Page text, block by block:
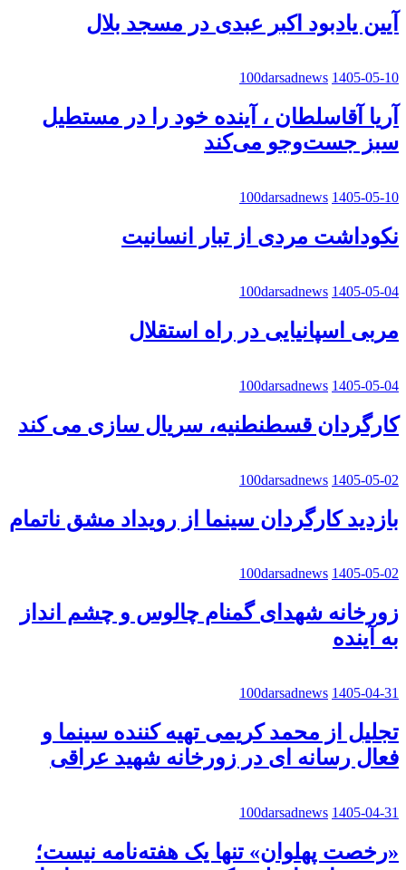
آیین یادبود اکبر عبدی در مسجد بلال
100darsadnews 1405-05-10
آریا آقاسلطان ، آینده خود را در مستطیل
سبز جست‌وجو می‌کند
100darsadnews 1405-05-10
نکوداشت مردی از تبار انسانیت
100darsadnews 1405-05-04
مربی اسپانیایی در راه استقلال
100darsadnews 1405-05-04
کارگردان قسطنطنیه، سریال سازی می کند
100darsadnews 1405-05-02
بازدید کارگردان سینما از رویداد مشق ناتمام
100darsadnews 1405-05-02
زورخانه شهدای گمنام چالوس و چشم انداز
به آینده
100darsadnews 1405-04-31
تجلیل از محمد کریمی تهیه کننده سینما و
فعال رسانه ای در زورخانه شهید عراقی
100darsadnews 1405-04-31
«رخصت پهلوان» تنها یک هفته‌نامه نیست؛